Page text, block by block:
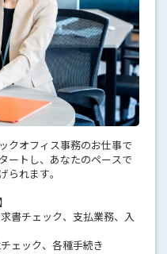
クオフィス事務のお仕事で
ートし、あなたのペースで
られます。
書チェック、支払業務、入
ェック、各種手続き